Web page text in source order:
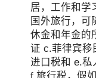
居，工作和学
国外旅行，可
休金和年金的
证 c.菲律宾移
进口税和 e.私